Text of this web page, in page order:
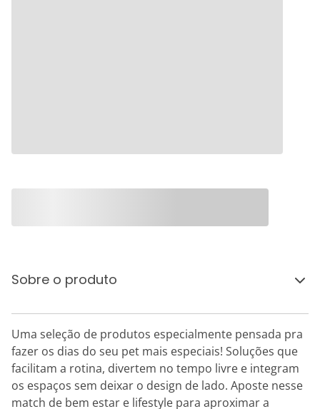
Sobre o produto
Uma seleção de produtos especialmente pensada pra
fazer os dias do seu pet mais especiais! Soluções que
facilitam a rotina, divertem no tempo livre e integram
os espaços sem deixar o design de lado. Aposte nesse
match de bem estar e lifestyle para aproximar a